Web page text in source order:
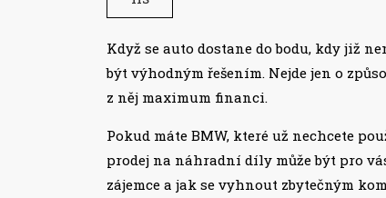
Když se auto dostane do bodu, kdy již
být výhodným řešením. Nejde jen o
z něj maximum financi.
Pokud máte BMW, které už nechcete
prodej na náhradní díly může být pro
zájemce a jak se vyhnout zbytečným